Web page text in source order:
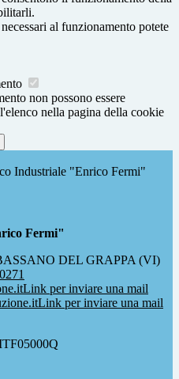
al funzionamento potete
non possono essere
nella pagina della cookie
Industriale "Enrico Fermi"
Fermi"
DEL GRAPPA (VI)
Link per inviare una mail
Link per inviare una mail